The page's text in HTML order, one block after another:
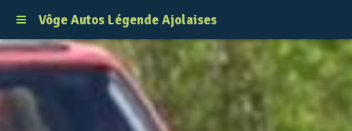
Vôge Autos Légende Ajolaises